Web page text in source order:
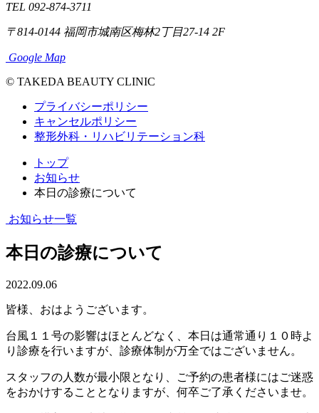
TEL 092-874-3711
〒814-0144 福岡市城南区梅林2丁目27-14 2F
Google Map
© TAKEDA BEAUTY CLINIC
プライバシーポリシー
キャンセルポリシー
整形外科・リハビリテーション科
トップ
お知らせ
本日の診療について
お知らせ一覧
本日の診療について
2022.09.06
皆様、おはようございます。
台風１１号の影響はほとんどなく、本日は通常通り１０時よ
り診療を行いますが、診療体制が万全ではございません。
スタッフの人数が最小限となり、ご予約の患者様にはご迷惑
をおかけすることとなりますが、何卒ご了承くださいませ。